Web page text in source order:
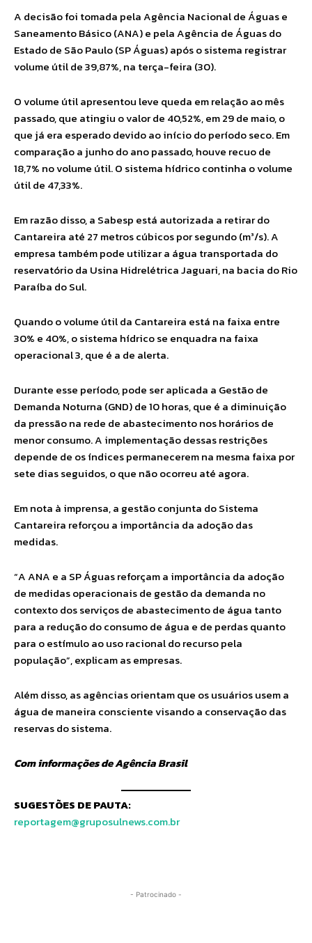
A decisão foi tomada pela Agência Nacional de Águas e
Saneamento Básico (ANA) e pela Agência de Águas do
Estado de São Paulo (SP Águas) após o sistema registrar
volume útil de 39,87%, na terça-feira (30).
O volume útil apresentou leve queda em relação ao mês
passado, que atingiu o valor de 40,52%, em 29 de maio, o
que já era esperado devido ao início do período seco. Em
comparação a junho do ano passado, houve recuo de
18,7% no volume útil. O sistema hídrico continha o volume
útil de 47,33%.
Em razão disso, a Sabesp está autorizada a retirar do
Cantareira até 27 metros cúbicos por segundo (m³/s). A
empresa também pode utilizar a água transportada do
reservatório da Usina Hidrelétrica Jaguari, na bacia do Rio
Paraíba do Sul.
Quando o volume útil da Cantareira está na faixa entre
30% e 40%, o sistema hídrico se enquadra na faixa
operacional 3, que é a de alerta.
Durante esse período, pode ser aplicada a Gestão de
Demanda Noturna (GND) de 10 horas, que é a diminuição
da pressão na rede de abastecimento nos horários de
menor consumo. A implementação dessas restrições
depende de os índices permanecerem na mesma faixa por
sete dias seguidos, o que não ocorreu até agora.
Em nota à imprensa, a gestão conjunta do Sistema
Cantareira reforçou a importância da adoção das
medidas.
“A ANA e a SP Águas reforçam a importância da adoção
de medidas operacionais de gestão da demanda no
contexto dos serviços de abastecimento de água tanto
para a redução do consumo de água e de perdas quanto
para o estímulo ao uso racional do recurso pela
população”, explicam as empresas.
Além disso, as agências orientam que os usuários usem a
água de maneira consciente visando a conservação das
reservas do sistema.
Com informações de Agência Brasil
SUGESTÕES DE PAUTA:
reportagem@gruposulnews.com.br
- Patrocinado -